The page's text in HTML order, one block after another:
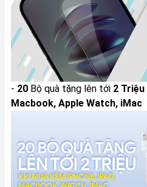
- 20 Bộ quà tặng lên tới 2 Triệu
Macbook, Apple Watch, iMac